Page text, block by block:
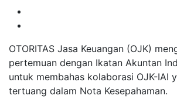
OTORITAS Jasa Keuangan (OJK)
pertemuan dengan Ikatan Akuntan
untuk membahas kolaborasi OJK-IAI
tertuang dalam Nota Kesepahaman.